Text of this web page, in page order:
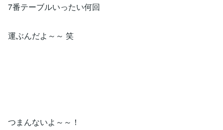
7番テーブルいったい何回
運ぶんだよ～～ 笑
つまんないよ～～！